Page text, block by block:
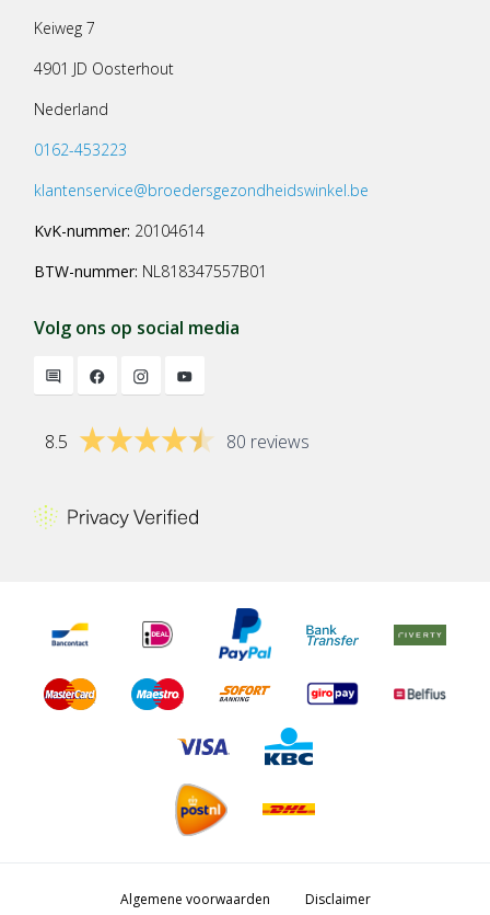
Keiweg 7
4901 JD Oosterhout
Nederland
0162-453223
klantenservice@broedersgezondheidswinkel.be
KvK-nummer: 20104614
BTW-nummer: NL818347557B01
Volg ons op social media
8.5 80 reviews
Algemene voorwaarden Disclaimer